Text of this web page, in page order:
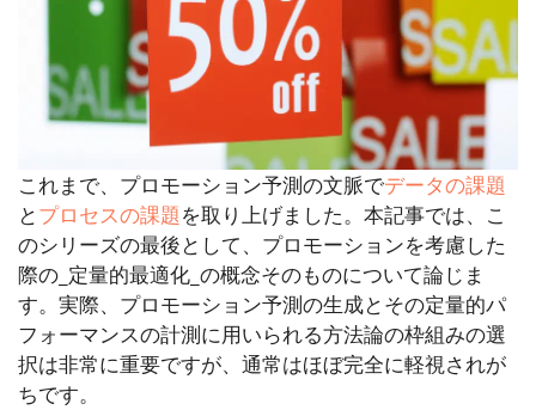
これまで、プロモーション予測の文脈でデータの課題
とプロセスの課題を取り上げました。本記事では、こ
のシリーズの最後として、プロモーションを考慮した
際の_定量的最適化_の概念そのものについて論じま
す。実際、プロモーション予測の生成とその定量的パ
フォーマンスの計測に用いられる方法論の枠組みの選
択は非常に重要ですが、通常はほぼ完全に軽視されが
ちです。